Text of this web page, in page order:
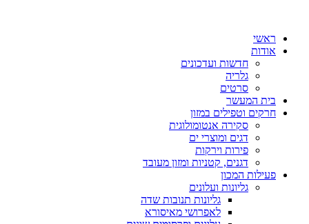
ראשי
אודות
חדשות ועדכונים
גלריה
סרטים
בית המעשר
חרקים וטפילים במזון
סקירה אנטומולוגית
דגים ומוצרי ים
פירות וירקות
דגנים, קטניות ומזון מעובד
פעילות המכון
גליונות ועלונים
גליונות תנובות שדה
לאפרושי מאיסורא